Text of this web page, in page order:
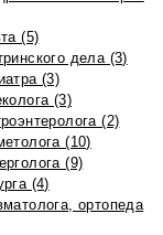
(5)
дела (3)
(3)
(3)
(2)
(10)
(9)
(4)
ортопеда